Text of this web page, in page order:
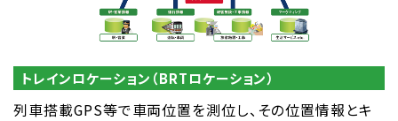
トレインロケーション（BRTロケーション）
列車搭載GPS等で車両位置を測位し、その位置情報とキ